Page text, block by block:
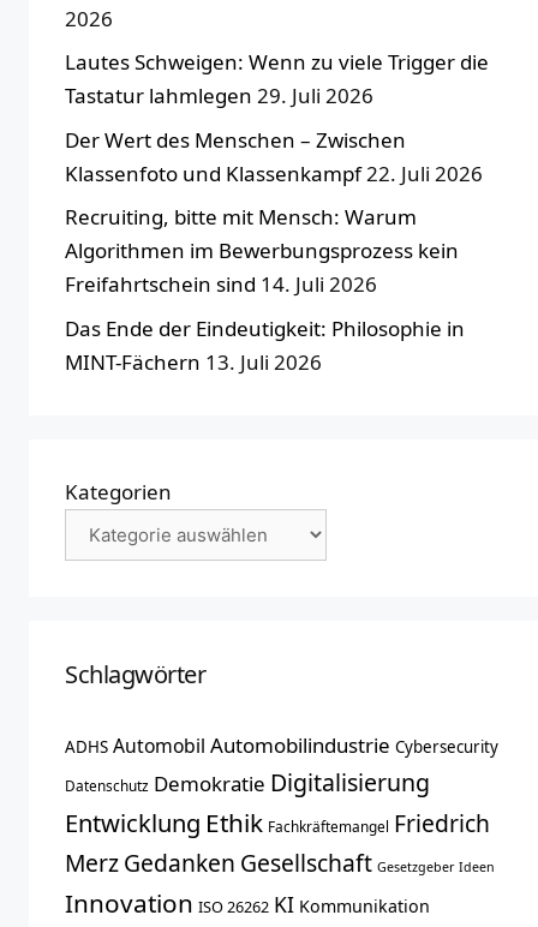
2026
Lautes Schweigen: Wenn zu viele Trigger die
Tastatur lahmlegen 29. Juli 2026
Der Wert des Menschen – Zwischen
Klassenfoto und Klassenkampf 22. Juli 2026
Recruiting, bitte mit Mensch: Warum
Algorithmen im Bewerbungsprozess kein
Freifahrtschein sind 14. Juli 2026
Das Ende der Eindeutigkeit: Philosophie in
MINT-Fächern 13. Juli 2026
Kategorien
Schlagwörter
ADHS Automobil Automobilindustrie Cybersecurity
Datenschutz Demokratie Digitalisierung
Entwicklung Ethik Fachkräftemangel Friedrich
MerzGedanken Gesellschaft Gesetzgeber Ideen
Innovation ISO 26262 KI Kommunikation